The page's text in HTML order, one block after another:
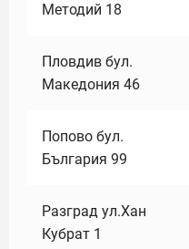
Методий 18
Пловдив бул.
Македония 46
Попово бул.
България 99
Разград ул.Хан
Кубрат 1